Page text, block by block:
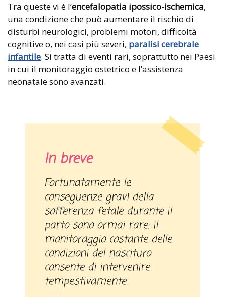
Tra queste vi è l’encefalopatia ipossico-ischemica,
una condizione che può aumentare il rischio di
disturbi neurologici, problemi motori, difficoltà
cognitive o, nei casi più severi, paralisi cerebrale
infantile. Si tratta di eventi rari, soprattutto nei Paesi
in cui il monitoraggio ostetrico e l’assistenza
neonatale sono avanzati.
In breve
Fortunatamente le
conseguenze gravi della
sofferenza fetale durante il
parto sono ormai rare: il
monitoraggio costante delle
condizioni del nascituro
consente di intervenire
tempestivamente.